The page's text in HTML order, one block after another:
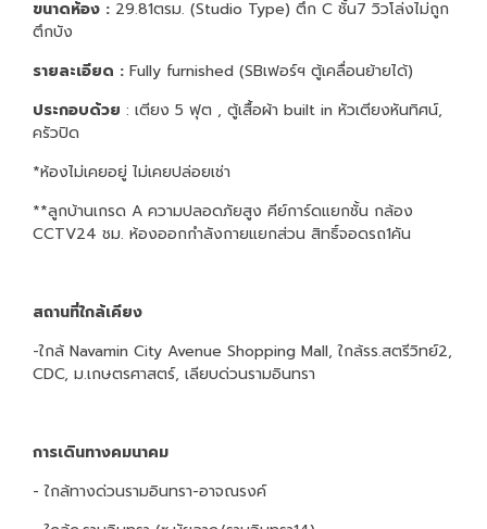
ขนาดห้อง : 29.81ตรม. (Studio Type) ตึก C ชั้น7 วิวโล่งไม่ถูก
ตึกบัง
รายละเอียด : Fully furnished (SBเฟอร์ฯ ตู้เคลื่อนย้ายได้)
ประกอบด้วย : เตียง 5 ฟุต , ตู้เสื้อผ้า built in หัวเตียงหันทิศน์,
ครัวปิด
*ห้องไม่เคยอยู่ ไม่เคยปล่อยเช่า
**ลูกบ้านเกรด A ความปลอดภัยสูง คีย์การ์ดแยกชั้น กล้อง
CCTV24 ชม. ห้องออกกำลังกายแยกส่วน สิทธิ์จอดรถ1คัน
สถานที่ใกล้เคียง
-ใกล้ Navamin City Avenue Shopping Mall, ใกล้รร.สตรีวิทย์2,
CDC, ม.เกษตรศาสตร์, เลียบด่วนรามอินทรา
การเดินทางคมนาคม
- ใกล้ทางด่วนรามอินทรา-อาจณรงค์